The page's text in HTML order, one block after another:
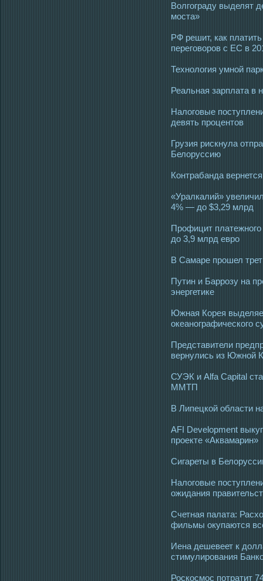
Волгограду выделят
моста»
РФ решит, как
переговоров с ЕС в
Технология умной
Реальная зарплата в
Налоговые
девять процентов
Грузия рискнула
Белоруссию
Контрабанда
«Уралкалий»
4% — до $3,29 млрд
Профицит
до 3,9 млрд евро
В Самаре прошел
Путин и Баррозу на
энергетике
Южная Корея
океанографического
Представители
вернулись из Южной
СУЭК и Alfa Capital
ММТП
В Липецкой области
AFI Development
проекте «Аквамарин»
Сигареты в
Налоговые
ожидания
Счетная палата:
фильмы окупаются
Иена дешевеет к
стимулирования
Роскосмос потратит